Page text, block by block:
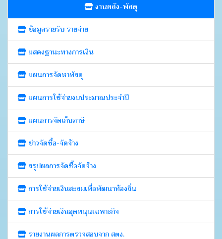
งานคลัง-พัสดุ
ข้อมูลรายรับ รายจ่าย
แสดงฐานะทางการเงิน
แผนการจัดหาพัสดุ
แผนการใช้จ่ายงบประมาณประจำปี
แผนการจัดเก็บภาษี
ข่าวจัดซื้อ-จัดจ้าง
สรุปผลการจัดซื้อจัดจ้าง
การใช้จ่ายเงินสะสมเพื่อพัฒนาท้องถิ่น
การใช้จ่ายเงินอุดหนุนเฉพาะกิจ
รายงานผลการตรวจสอบจาก สตง.